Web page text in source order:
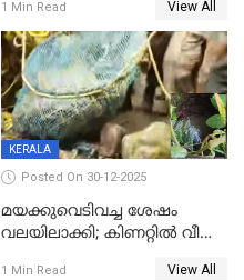
സെന്ററിലെ അധ്യാപകന്‍
മർദിച്ചതായി പരാതി
1 Min Read View All
KERALA
Posted On 30-12-2025
മയക്കുവെടിവച്ച ശേഷം
വലയിലാക്കി; കിണറ്റിൽ വീണ
1 Min Read View All